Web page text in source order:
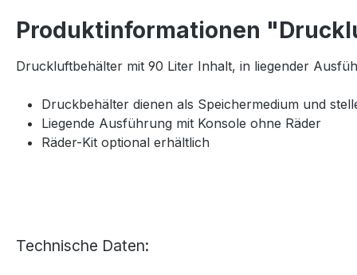
Produktinformationen
Druckluftbehälter mit 90 Liter Inhalt, in liegender
Druckbehälter dienen als Speichermedium und
Liegende Ausführung mit Konsole ohne Räder
Räder-Kit optional erhältlich
Technische Daten: